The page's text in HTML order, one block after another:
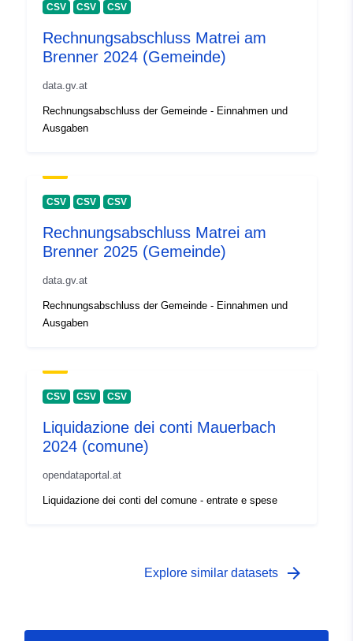
CSV CSV CSV
Rechnungsabschluss Matrei am
Brenner 2024 (Gemeinde)
data.gv.at
Rechnungsabschluss der Gemeinde - Einnahmen und
Ausgaben
CSV CSV CSV
Rechnungsabschluss Matrei am
Brenner 2025 (Gemeinde)
data.gv.at
Rechnungsabschluss der Gemeinde - Einnahmen und
Ausgaben
CSV CSV CSV
Liquidazione dei conti Mauerbach
2024 (comune)
opendataportal.at
Liquidazione dei conti del comune - entrate e spese
Explore similar datasets arrow_forward